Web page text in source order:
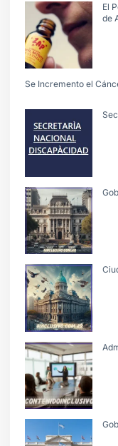
El
de
Se Incremento el